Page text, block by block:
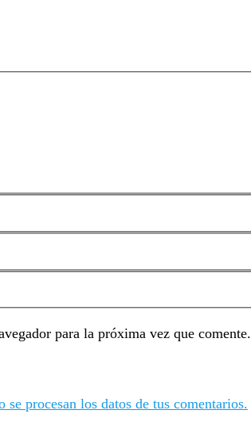
para la próxima vez que comente.
se procesan los datos de tus comentarios.